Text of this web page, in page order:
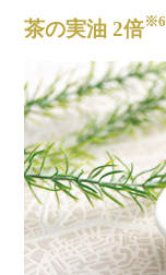
茶の実油 2倍※6